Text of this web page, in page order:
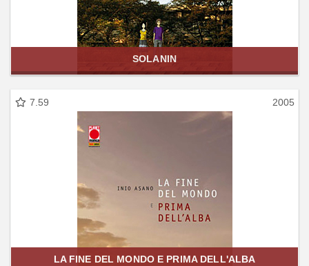
SOLANIN
7.59 2005
LA FINE DEL MONDO E PRIMA DELL'ALBA